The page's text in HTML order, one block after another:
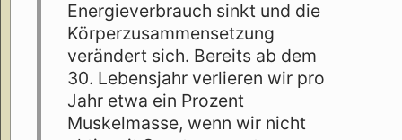
Energieverbrauch sinkt und die
Körperzusammensetzung
verändert sich. Bereits ab dem
30. Lebensjahr verlieren wir pro
Jahr etwa ein Prozent
Muskelmasse, wenn wir nicht